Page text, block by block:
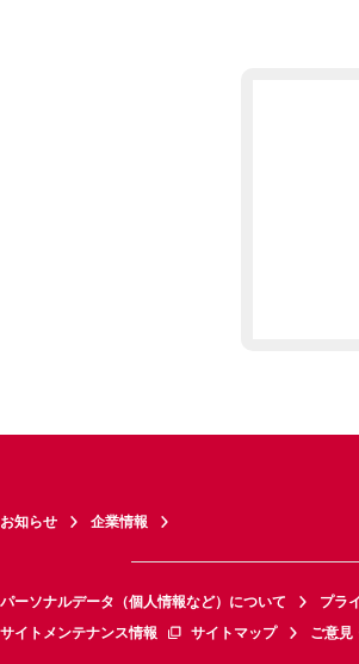
お知らせ 企業情報
パーソナルデータ（個人情報など）について プラ
サイトメンテナンス情報
サイトマップ ご意見